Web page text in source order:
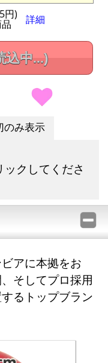
円) 詳細
込中...)
のみ表示
ックしてくださ
アに本拠をお
そしてプロ採用
るトップブラン